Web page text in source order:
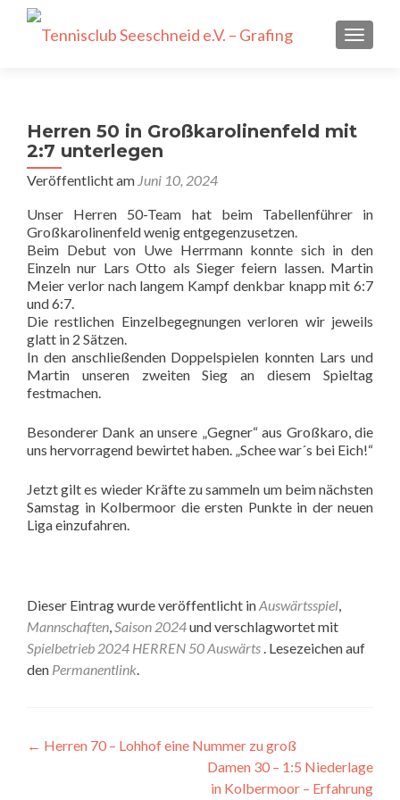
Herren 50 in Großkarolinenfeld mit
2:7 unterlegen
Veröffentlicht am Juni 10, 2024
Unser Herren 50-Team hat beim Tabellenführer in
Großkarolinenfeld wenig entgegenzusetzen.
Beim Debut von Uwe Herrmann konnte sich in den
Einzeln nur Lars Otto als Sieger feiern lassen. Martin
Meier verlor nach langem Kampf denkbar knapp mit 6:7
und 6:7.
Die restlichen Einzelbegegnungen verloren wir jeweils
glatt in 2 Sätzen.
In den anschließenden Doppelspielen konnten Lars und
Martin unseren zweiten Sieg an diesem Spieltag
festmachen.
Besonderer Dank an unsere „Gegner“ aus Großkaro, die
uns hervorragend bewirtet haben. „Schee war´s bei Eich!“
Jetzt gilt es wieder Kräfte zu sammeln um beim nächsten
Samstag in Kolbermoor die ersten Punkte in der neuen
Liga einzufahren.
Dieser Eintrag wurde veröffentlicht inAuswärtsspiel,
Mannschaften,Saison 2024und verschlagwortet mit
Spielbetrieb 2024 HERREN 50 Auswärts . Lesezeichen auf
den Permanentlink.
Beitragsnavigation
← Herren 70 – Lohhof eine Nummer zu groß
Damen 30 – 1:5 Niederlage
in Kolbermoor – Erfahrung